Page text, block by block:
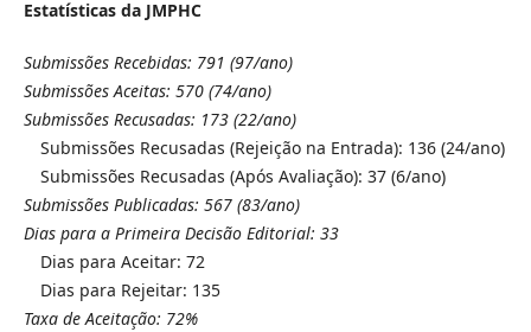
Estatísticas da JMPHC
Submissões Recebidas: 791 (97/ano)
Submissões Aceitas: 570 (74/ano)
Submissões Recusadas: 173 (22/ano)
Submissões Recusadas (Rejeição na Entrada): 136 (24/ano)
Submissões Recusadas (Após Avaliação): 37 (6/ano)
Submissões Publicadas: 567 (83/ano)
Dias para a Primeira Decisão Editorial: 33
Dias para Aceitar: 72
Dias para Rejeitar: 135
Taxa de Aceitação: 72%